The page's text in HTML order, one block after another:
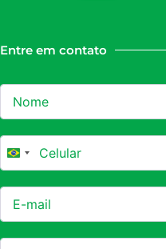
Entre em contato
Brazil +55